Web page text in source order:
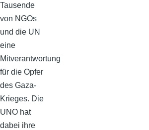
Tausende
von NGOs
und die UN
eine
Mitverantwortung
für die Opfer
des Gaza-
Krieges. Die
UNO hat
dabei ihre